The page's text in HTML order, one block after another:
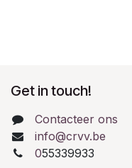
Get in touch!
Contacteer ons
info@crvv.be
055339933